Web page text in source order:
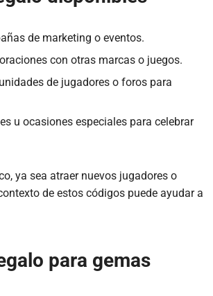
de marketing o eventos.
con otras marcas o juegos.
de jugadores o foros para
u ocasiones especiales para celebrar
ya sea atraer nuevos jugadores o
de estos códigos puede ayudar a
para gemas